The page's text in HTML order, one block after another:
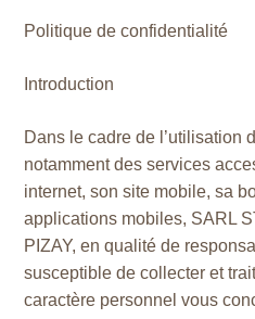
Politique de confidentialité
Introduction
Dans le cadre de l’utilisation
notamment des services
internet, son site mobile, sa
applications mobiles, SARL
PIZAY, en qualité de
susceptible de collecter et
caractère personnel vous